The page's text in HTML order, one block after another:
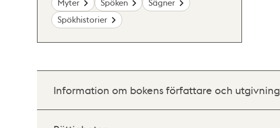
Myter Spöken
Sägner
Spökhistorier
Information om bokens författare och utgivning